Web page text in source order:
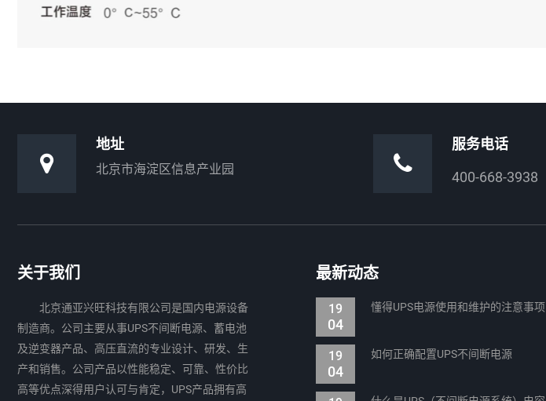
地址
北京市海淀区信息产业园
服务电话
400-668-3938
关于我们
北京通亚兴旺科技有限公司是国内电源设备
制造商。公司主要从事UPS不间断电源、蓄电池
及逆变器产品、高压直流的专业设计、研发、生
产和销售。公司产品以性能稳定、可靠、性价比
高等优点深得用户认可与肯定，UPS产品拥有高
最新动态
19
04
懂得UPS电源使用和维护的注意事项
19
04
如何正确配置UPS不间断电源